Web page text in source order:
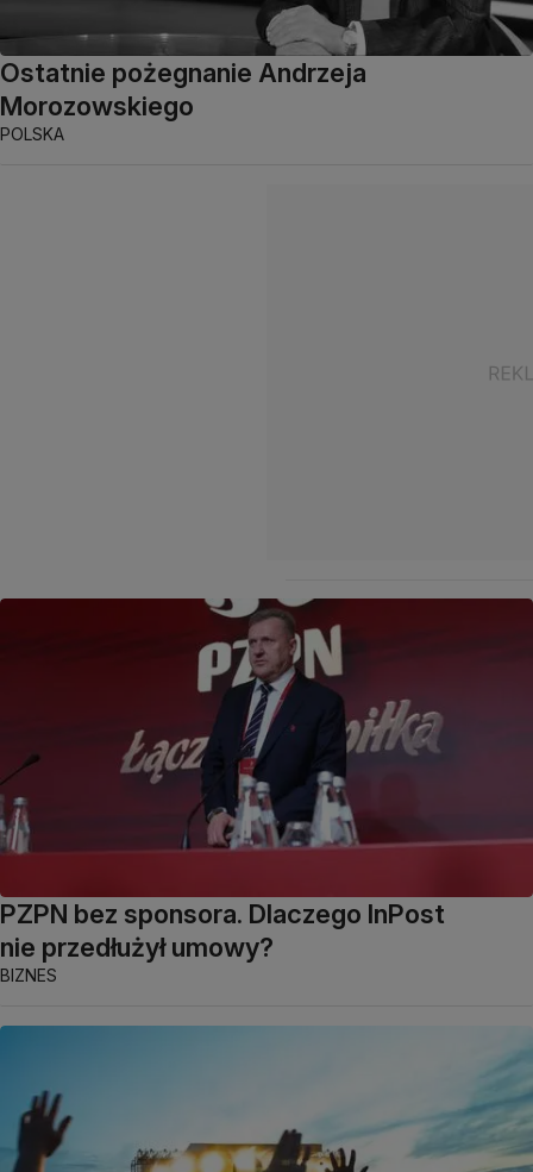
Ostatnie pożegnanie Andrzeja
Morozowskiego
POLSKA
PZPN bez sponsora. Dlaczego InPost
nie przedłużył umowy?
BIZNES